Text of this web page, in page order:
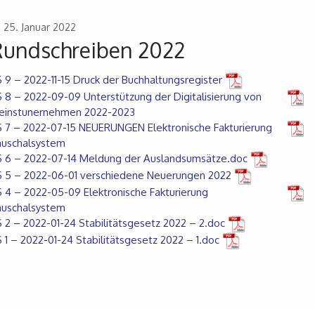
25. Januar 2022
2022
9 – 2022-11-15 Druck der Buchhaltungsregister
8 – 2022-09-09 Unterstützung der Digitalisierung von
2022-2023
7 – 2022-07-15 NEUERUNGEN Elektronische Fakturierung
6 – 2022-07-14 Meldung der Auslandsumsätze.doc
5 – 2022-06-01 verschiedene Neuerungen 2022
4 – 2022-05-09 Elektronische Fakturierung
2 – 2022-01-24 Stabilitätsgesetz 2022 – 2.doc
1 – 2022-01-24 Stabilitätsgesetz 2022 – 1.doc